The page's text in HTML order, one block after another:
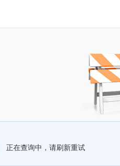
正在查询中，请刷新重试